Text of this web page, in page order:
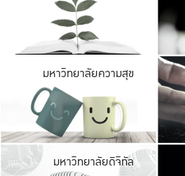
มหาวิทยาลัยความสุข
มหาวิทยาลัยดิจิทัล